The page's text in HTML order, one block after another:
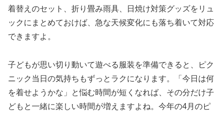
着替えのセット、折り畳み雨具、日焼け対策グッズをリュ
ックにまとめておけば、急な天候変化にも落ち着いて対応
できますよ。
子どもが思い切り動いて遊べる服装を準備できると、ピク
ニック当日の気持ちもずっとラクになります。「今日は何
を着せようかな」と悩む時間が短くなれば、その分だけ子
どもと一緒に楽しい時間が増えますよね。今年の4月のピ